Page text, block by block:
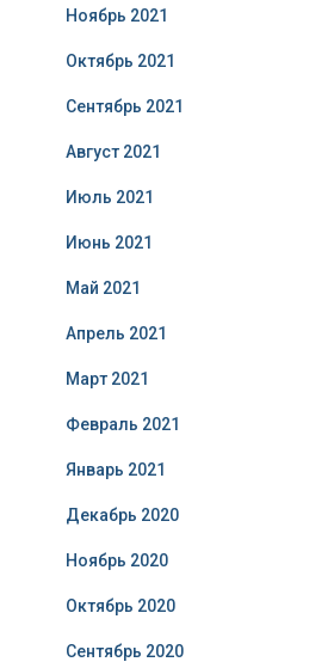
Ноябрь 2021
Октябрь 2021
Сентябрь 2021
Август 2021
Июль 2021
Июнь 2021
Май 2021
Апрель 2021
Март 2021
Февраль 2021
Январь 2021
Декабрь 2020
Ноябрь 2020
Октябрь 2020
Сентябрь 2020